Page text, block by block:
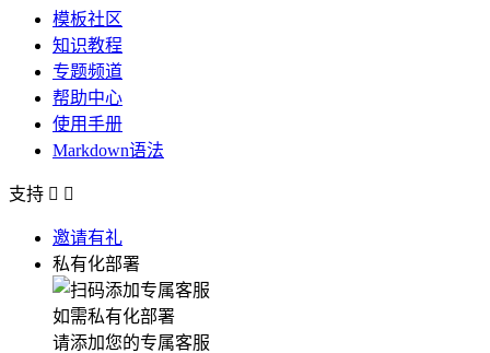
模板社区
知识教程
专题频道
帮助中心
使用手册
Markdown语法
支持  
邀请有礼
私有化部署
如需私有化部署
请添加您的专属客服